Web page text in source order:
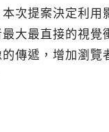
次提案決定利用
大最直接的視覺
傳遞，增加瀏覽